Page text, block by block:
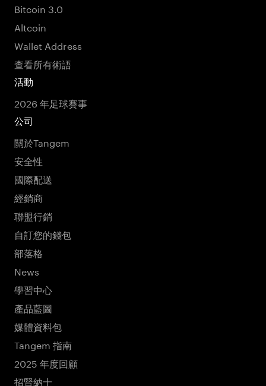
Bitcoin 3.0
Altcoin
Wallet Address
查看所有術語
活動
2026 年足球賽事
公司
關於Tangem
安全性
國際配送
經銷商
聯盟行銷
自訂您的錢包
部落格
News
學習中心
產品藍圖
媒體資料包
Tangem 指南
2025 年度回顧
招賢納士